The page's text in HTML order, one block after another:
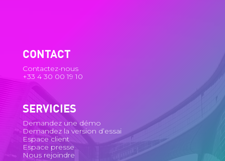
CONTACT
Contactez-nous
+33 4 30 00 19 10
SERVICIES
Demandez une démo
Demandez la version d’essai
Espace client
Espace presse
Nous rejoindre